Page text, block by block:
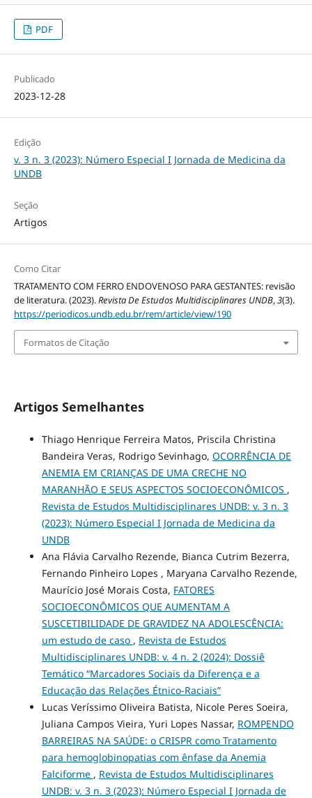
PDF
Publicado
2023-12-28
Edição
v. 3 n. 3 (2023): Número Especial I Jornada de Medicina da
UNDB
Seção
Artigos
Como Citar
TRATAMENTO COM FERRO ENDOVENOSO PARA GESTANTES: revisão
de literatura. (2023).Revista De Estudos Multidisciplinares UNDB,3(3).
https://periodicos.undb.edu.br/rem/article/view/190
Formatos de Citação
Artigos Semelhantes
Thiago Henrique Ferreira Matos, Priscila Christina
Bandeira Veras, Rodrigo Sevinhago, OCORRÊNCIA DE
ANEMIA EM CRIANÇAS DE UMA CRECHE NO
MARANHÃO E SEUS ASPECTOS SOCIOECONÔMICOS ,
Revista de Estudos Multidisciplinares UNDB: v. 3 n. 3
(2023): Número Especial I Jornada de Medicina da
UNDB
Ana Flávia Carvalho Rezende, Bianca Cutrim Bezerra,
Fernando Pinheiro Lopes , Maryana Carvalho Rezende,
Maurício José Morais Costa, FATORES
SOCIOECONÔMICOS QUE AUMENTAM A
SUSCETIBILIDADE DE GRAVIDEZ NA ADOLESCÊNCIA:
um estudo de caso , Revista de Estudos
Multidisciplinares UNDB: v. 4 n. 2 (2024): Dossiê
Temático “Marcadores Sociais da Diferença e a
Educação das Relações Étnico-Raciais”
Lucas Veríssimo Oliveira Batista, Nicole Peres Soeira,
Juliana Campos Vieira, Yuri Lopes Nassar, ROMPENDO
BARREIRAS NA SAÚDE: o CRISPR como Tratamento
para hemoglobinopatias com ênfase da Anemia
Falciforme , Revista de Estudos Multidisciplinares
UNDB: v. 3 n. 3 (2023): Número Especial I Jornada de